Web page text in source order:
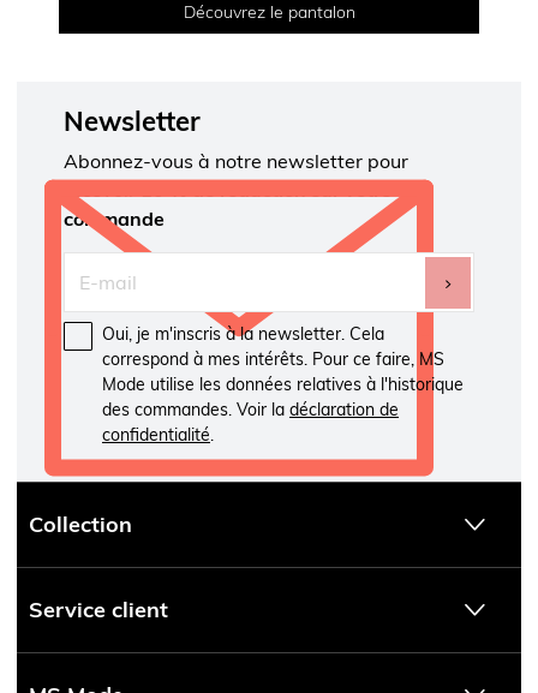
Découvrez le pantalon
Newsletter
Abonnez-vous à notre newsletter pour
commande
Oui, je m'inscris à la newsletter. Cela
correspond à mes intérêts. Pour ce faire, MS
Mode utilise les données relatives à l'historique
des commandes. Voir la déclaration de
confidentialité.
Collection
Service client